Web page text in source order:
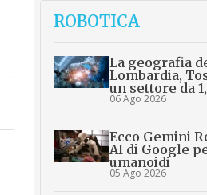
ROBOTICA
La geografia
Lombardia,
un settore da
06 Ago 2026
Ecco Gemini
AI di Google
umanoidi
05 Ago 2026